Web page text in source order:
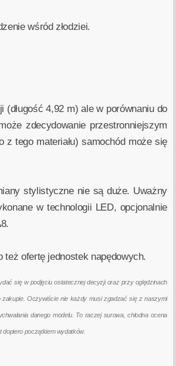
wśród złodziei.
4,92 m) ale w porównaniu do
zdecydowanie przestronniejszym
tego materiału) samochód może się
stylistyczne nie są duże. Uważny
w technologii LED, opcjonalnie
ofertę jednostek napędowych.
się w podjęciu ostatecznej decyzji oraz przy oględzinach
zakupie. Oczywiście nie każdy musi zgadzać się z naszymi
danego modelu. To raczej surowa, chłodna ocena
początkiem wydatków.